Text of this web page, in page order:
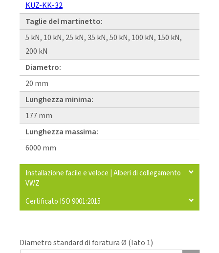
KUZ-KK-32
Taglie del martinetto:
5 kN, 10 kN, 25 kN, 35 kN, 50 kN, 100 kN, 150 kN,
200 kN
Diametro:
20 mm
Lunghezza minima:
177 mm
Lunghezza massima:
6000 mm
Installazione facile e veloce | Alberi di collegamento
VWZ
Certificato ISO 9001:2015
Diametro standard di foratura Ø (lato 1)